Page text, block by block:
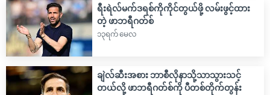
ရီးရဲလ်မက်ဒရစ်ကိုကိုင်တွယ်ဖို့ လမ်းဖွင့်ထား
တဲ့ ဖာဘရီဂတ်စ်
၁၃ရက် မေလ
ချဲလ်ဆီးအစား ဘာစီလိုနာသို့သာသွားသင့်
တယ်လို့ ဖာဘရီဂတ်စ်ကို ပီတစ်တိုက်တွန်း